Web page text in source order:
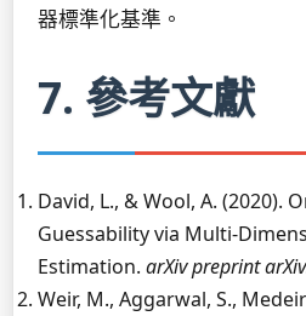
器標準化基準。
7. 參考文獻
David, L., & Wool, A. (2020).
Guessability via Multi-
Estimation. arXiv preprint
Weir, M., Aggarwal, S.,